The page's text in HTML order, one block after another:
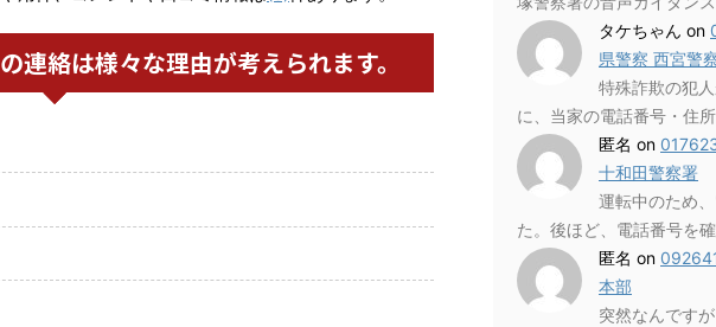
連絡は様々な理由が考えられます。
タケちゃん on
県警察 西宮警
特殊詐欺の犯
に、当家の電話番号・住
匿名 on
十和田警察署
運転中のため
た。後ほど、電話番号を
匿名 on
本部
突然なんです